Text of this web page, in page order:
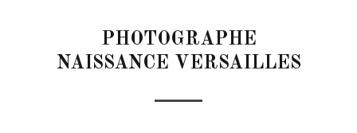
PHOTOGRAPHE
NAISSANCE VERSAILLES